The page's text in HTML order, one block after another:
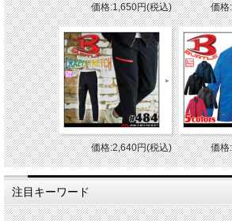
価格:1,650円(税込) 価格
価格:2,640円(税込) 価格
注目キーワード